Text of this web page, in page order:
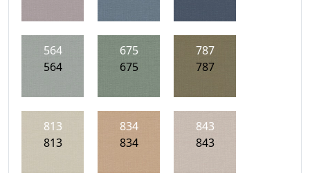
564
564
675
675
787
787
813
813
834
834
843
843